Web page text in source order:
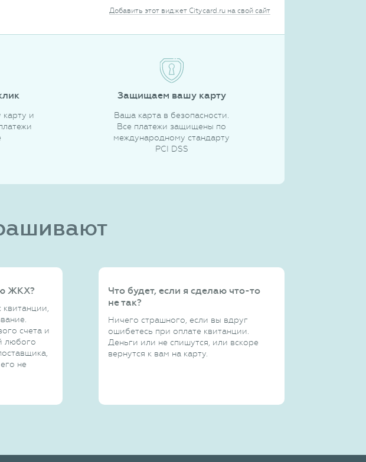
Добавить этот виджет Citycard.ru на свой сайт
и
Защищаем вашу карту
Ваша карта в безопасности.
Все платежи защищены по
международному стандарту
PCI DSS
ЖКХ?
счета и
любого
не
Что будет, если я сделаю что-то
не так?
Ничего страшного, если вы вдруг
ошибетесь при оплате квитанции.
Деньги или не спишутся, или вскоре
вернутся к вам на карту.